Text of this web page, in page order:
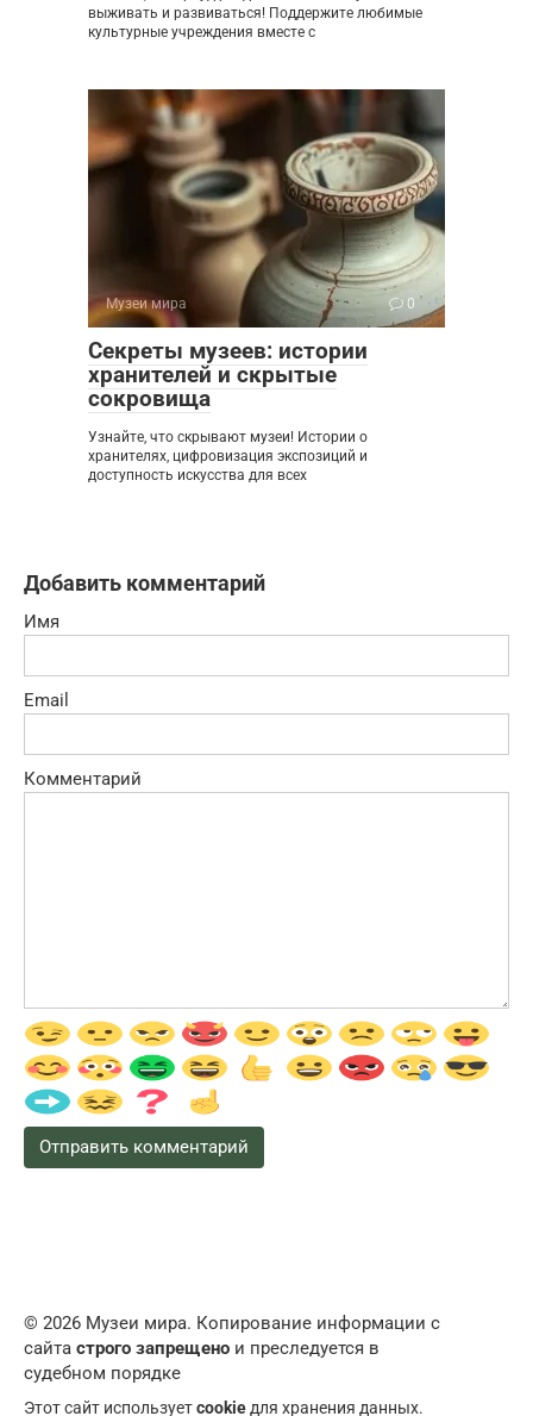
выживать и развиваться! Поддержите любимые
культурные учреждения вместе с
Музеи мира 0
Секреты музеев: истории
хранителей и скрытые
сокровища
Узнайте, что скрывают музеи! Истории о
хранителях, цифровизация экспозиций и
доступность искусства для всех
Добавить комментарий
Имя
Email
Комментарий
© 2026 Музеи мира. Копирование информации с
сайта строго запрещено и преследуется в
судебном порядке
Этот сайт используетcookieдля хранения данных.